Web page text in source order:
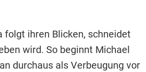
folgt ihren Blicken, schneidet
wird. So beginnt Michael
durchaus als Verbeugung vor